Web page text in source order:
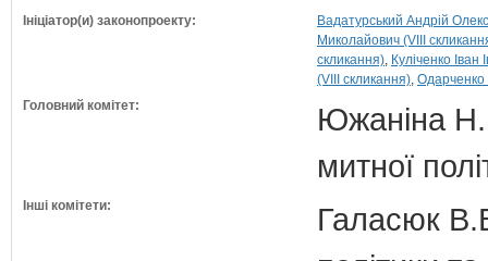
Ініціатор(и) законопроекту:
Вадатурський Андрій
Миколайович (VIII
скликання) Куліченко Іван
(VIII скликання) Одарченко
Головний комітет:
Южаніна
митної
Інші комітети:
Галасюк